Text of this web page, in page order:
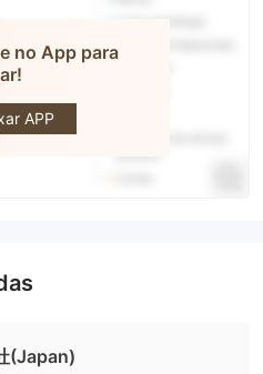
no App para
APP
(Japan)